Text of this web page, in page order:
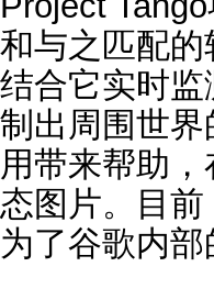
和与之匹配
结合它实时
制出周围世
用带来帮助
态图片。目
为了谷歌内部